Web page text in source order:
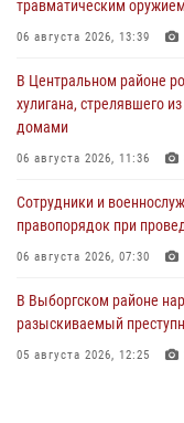
травматическим оружием
06 августа 2026, 13:39
В Центральном районе
хулигана, стрелявшего
домами
06 августа 2026, 11:36
Сотрудники и
правопорядок при
06 августа 2026, 07:30
В Выборгском районе
разыскиваемый
05 августа 2026, 12:25